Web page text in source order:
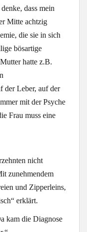
dass mein
Mitte achtzig
die sie in sich
bösartige
hatte z.B.
der Leber, auf der
mit der Psyche
Frau muss eine
nicht
zunehmendem
und Zipperleins,
erklärt.
kam die Diagnose